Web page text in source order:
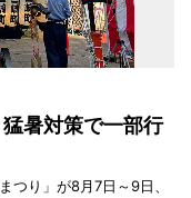
暑対策で一部行
つり」が8月7日～9日、